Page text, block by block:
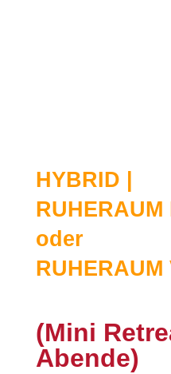
HYBRID |
RUHERAUM
oder
(Mini
Abende)